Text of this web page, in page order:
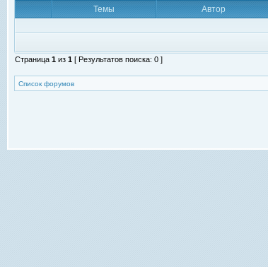
Темы
Автор
Страница 1 из 1 [ Результатов поиска: 0 ]
Список форумов